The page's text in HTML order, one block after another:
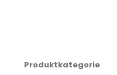
Produktkategorie